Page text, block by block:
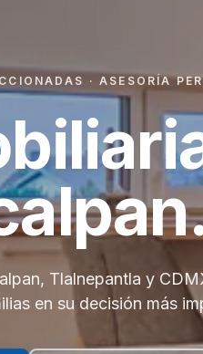
· ASESORÍA
Tlalnepantla y
en su decisión más